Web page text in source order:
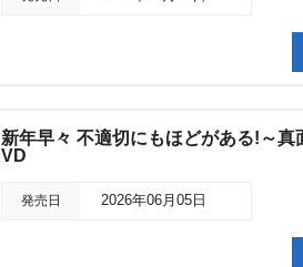
新年早々 不適切にもほどがある!～
VD
発売日 2026年06月05日